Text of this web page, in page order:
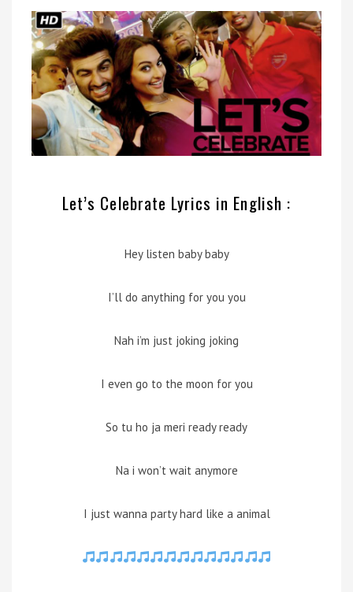
Let’s Celebrate Lyrics in English :
Hey listen baby baby
I’ll do anything for you you
Nah i’m just joking joking
I even go to the moon for you
So tu ho ja meri ready ready
Na i won’t wait anymore
I just wanna party hard like a animal